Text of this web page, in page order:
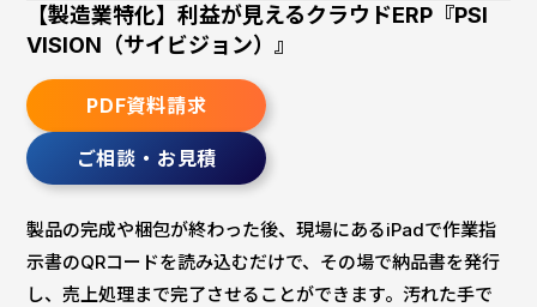
【製造業特化】利益が見えるクラウドERP『PSI
VISION（サイビジョン）』
PDF資料請求
ご相談・お見積
製品の完成や梱包が終わった後、現場にあるiPadで作業指
示書のQRコードを読み込むだけで、その場で納品書を発行
し、売上処理まで完了させることができます。汚れた手で